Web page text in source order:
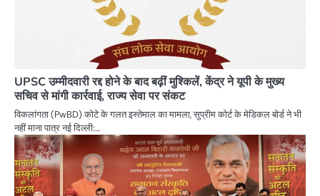
UPSC उम्मीदवारी रद्द होने के बाद बढ़ीं मुश्किलें, केंद्र ने यूपी के मुख्य
सचिव से मांगी कार्रवाई, राज्य सेवा पर संकट
विकलांगता (PwBD) कोटे के गलत इस्तेमाल का मामला, सुप्रीम कोर्ट के मेडिकल बोर्ड ने भी
नहीं माना पात्र नई दिल्ली:…